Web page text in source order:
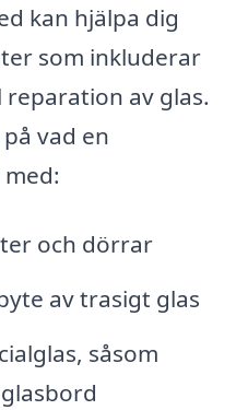
kan hjälpa dig
som inkluderar
av glas.
vad en
och dörrar
av trasigt glas
såsom